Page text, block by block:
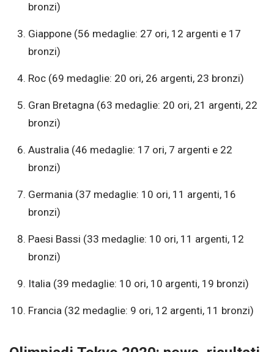
bronzi)
Giappone (56 medaglie: 27 ori, 12 argenti e 17
bronzi)
Roc (69 medaglie: 20 ori, 26 argenti, 23 bronzi)
Gran Bretagna (63 medaglie: 20 ori, 21 argenti, 22
bronzi)
Australia (46 medaglie: 17 ori, 7 argenti e 22
bronzi)
Germania (37 medaglie: 10 ori, 11 argenti, 16
bronzi)
Paesi Bassi (33 medaglie: 10 ori, 11 argenti, 12
bronzi)
Italia (39 medaglie: 10 ori, 10 argenti, 19 bronzi)
Francia (32 medaglie: 9 ori, 12 argenti, 11 bronzi)